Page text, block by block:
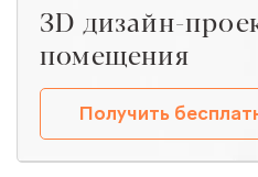
ЗD дизайн-
помещения
Получить